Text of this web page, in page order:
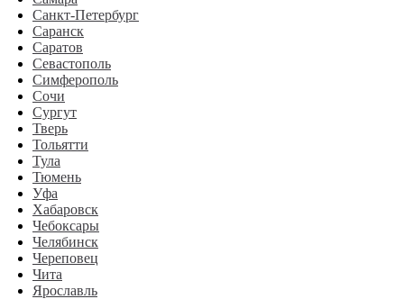
Санкт-Петербург
Саранск
Саратов
Севастополь
Симферополь
Сочи
Сургут
Тверь
Тольятти
Тула
Тюмень
Уфа
Хабаровск
Чебоксары
Челябинск
Череповец
Чита
Ярославль